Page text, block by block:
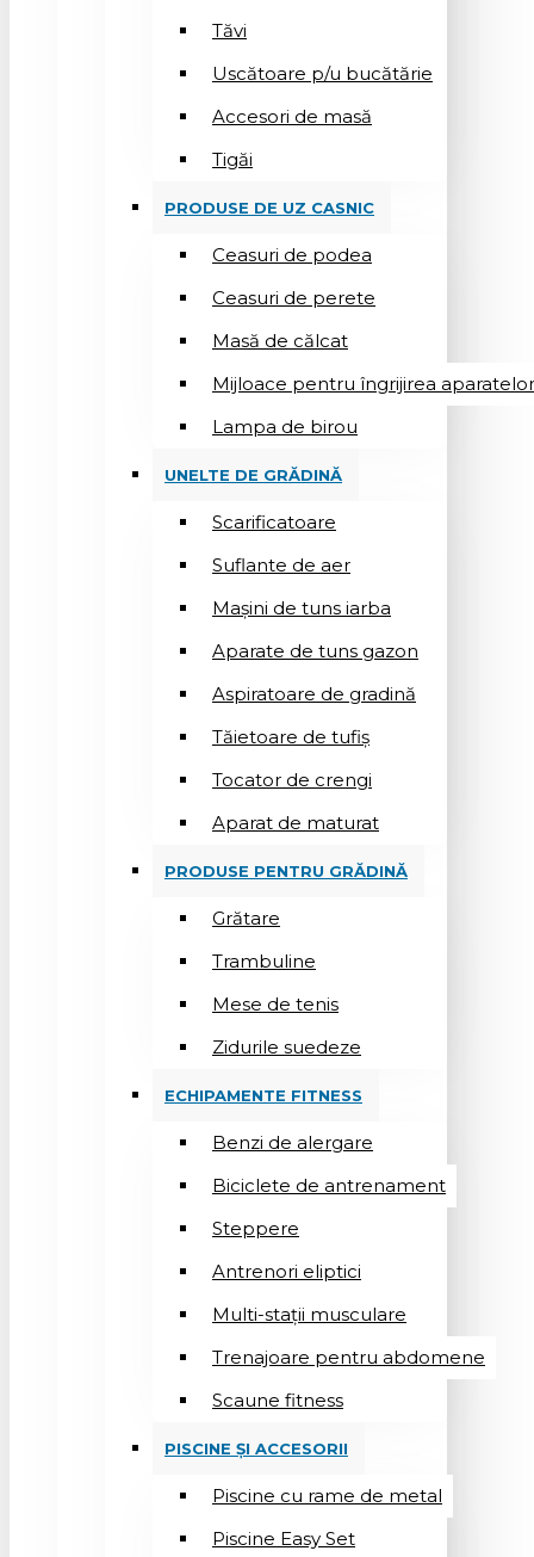
Tăvi
Uscătoare p/u bucătărie
Accesori de masă
Tigăi
PRODUSE DE UZ CASNIC
Ceasuri de podea
Ceasuri de perete
Masă de călcat
Mijloace pentru îngrijirea
Lampa de birou
UNELTE DE GRĂDINĂ
Scarificatoare
Suflantе de aer
Mașini de tuns iarba
Aparate de tuns gazon
Aspiratoare de gradină
Tăietoare de tufiș
Tocator de crengi
Aparat de maturat
PRODUSE PENTRU GRĂDINĂ
Grătare
Trambuline
Mese de tenis
Zidurile suedeze
ECHIPAMENTE FITNESS
Benzi de alergare
Biciclete de antrenament
Steppere
Antrenori eliptici
Multi-stații musculare
Trenajoare pentru abdomene
Scaune fitness
PISCINE ȘI ACCESORII
Piscine cu rame de metal
Piscine Easy Set